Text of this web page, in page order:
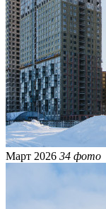
Март 2026 34 фото